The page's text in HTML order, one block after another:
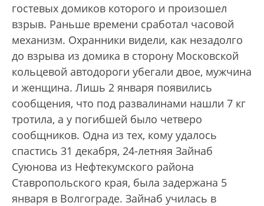
гостевых домиков которого и произошел
взрыв. Раньше времени сработал часовой
механизм. Охранники видели, как незадолго
до взрыва из домика в сторону Московской
кольцевой автодороги убегали двое, мужчина
и женщина. Лишь 2 января появились
сообщения, что под развалинами нашли 7 кг
тротила, а у погибшей было четверо
сообщников. Одна из тех, кому удалось
спастись 31 декабря, 24-летняя Зайнаб
Суюнова из Нефтекумского района
Ставропольского края, была задержана 5
января в Волгограде. Зайнаб училась в